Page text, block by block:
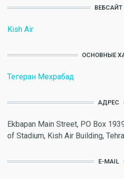
ВЕБСАЙТ
Kish Air
ОСНОВНЫЕ
Тегеран Мехрабад
АДРЕС
Ekbapan Main Street, PO Box
of Stadium, Kish Air Building,
E-MAIL